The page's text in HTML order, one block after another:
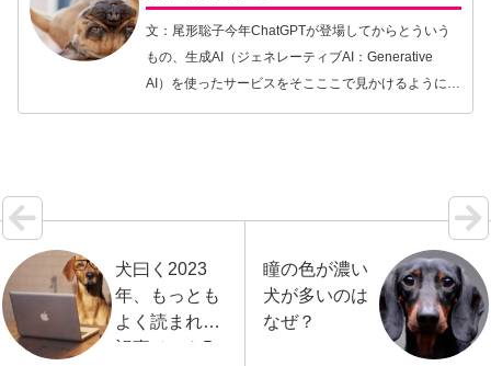
文：尾形聡子今年ChatGPTが登場してからとういう
もの、生成AI（ジェネレーティブAI：Generative
AI）を使ったサービスをそこここで見かけるようにな
犬曰く2023
年、もっとも
よく読まれた
記事ベスト5
瞳の色が濃い
犬が多いのは
なぜ？